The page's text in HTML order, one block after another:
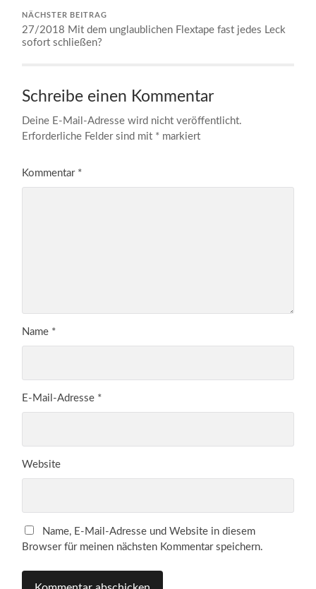
NÄCHSTER BEITRAG
27/2018 Mit dem unglaublichen Flextape fast jedes Leck
sofort schließen?
Schreibe einen Kommentar
Deine E-Mail-Adresse wird nicht veröffentlicht.
Erforderliche Felder sind mit * markiert
Kommentar *
Name *
E-Mail-Adresse *
Website
Name, E-Mail-Adresse und Website in diesem
Browser für meinen nächsten Kommentar speichern.